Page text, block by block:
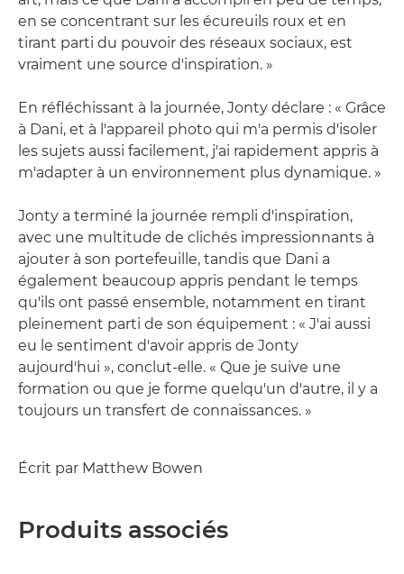
en se concentrant sur les écureuils roux et en
tirant parti du pouvoir des réseaux sociaux, est
vraiment une source d'inspiration. »
En réfléchissant à la journée, Jonty déclare : « Grâce
à Dani, et à l'appareil photo qui m'a permis d'isoler
les sujets aussi facilement, j'ai rapidement appris à
m'adapter à un environnement plus dynamique. »
Jonty a terminé la journée rempli d'inspiration,
avec une multitude de clichés impressionnants à
ajouter à son portefeuille, tandis que Dani a
également beaucoup appris pendant le temps
qu'ils ont passé ensemble, notamment en tirant
pleinement parti de son équipement : « J'ai aussi
eu le sentiment d'avoir appris de Jonty
aujourd'hui », conclut-elle. « Que je suive une
formation ou que je forme quelqu'un d'autre, il y a
toujours un transfert de connaissances. »
Écrit par Matthew Bowen
Produits associés